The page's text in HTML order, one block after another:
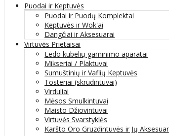
Puodai ir Keptuvės
Puodai ir Puodų Komplektai
Keptuvės ir Wok'ai
Dangčiai ir Aksesuarai
Virtuvės Prietaisai
Ledo kubelių gaminimo aparatai
Mikseriai / Plaktuvai
Sumuštinių ir Vaflių Keptuvės
Tosteriai (skrudintuvai)
Virduliai
Mėsos Smulkintuvai
Maisto Džiovintuvai
Virtuvės Svarstyklės
Karšto Oro Gruzdintuvės ir Jų